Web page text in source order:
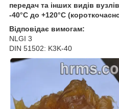
передач та інших видів
-40°С до +120°С
Відповідає вимогам:
NLGI 3
DIN 51502: K3K-40